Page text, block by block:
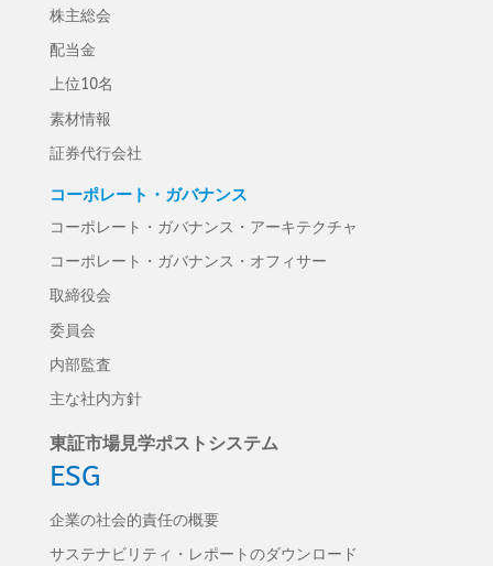
株主総会
配当金
上位10名
素材情報
証券代行会社
コーポレート・ガバナンス
コーポレート・ガバナンス・アーキテクチャ
コーポレート・ガバナンス・オフィサー
取締役会
委員会
内部監査
主な社内方針
東証市場見学ポストシステム
ESG
企業の社会的責任の概要
サステナビリティ・レポートのダウンロード